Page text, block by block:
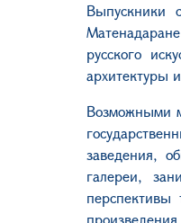
Выпускники
русского
архитектуры
Возможными
заведения,
галереи,
перспективы
произведения